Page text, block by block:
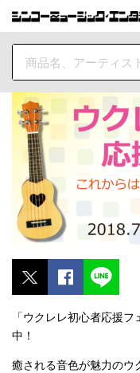
「ウクレレ初心者応援
中！
癒される音色が魅力のウ